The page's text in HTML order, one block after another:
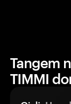
Tangem
TIMMI